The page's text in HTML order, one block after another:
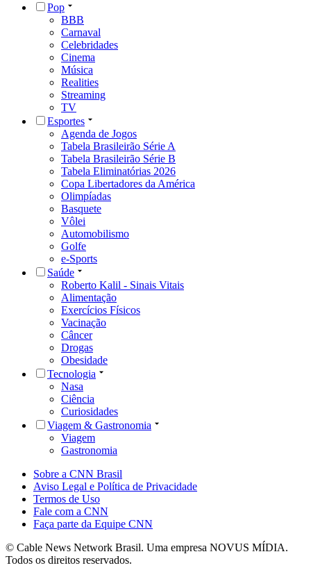
Pop
BBB
Carnaval
Celebridades
Cinema
Música
Realities
Streaming
TV
Esportes
Agenda de Jogos
Tabela Brasileirão Série A
Tabela Brasileirão Série B
Tabela Eliminatórias 2026
Copa Libertadores da América
Olimpíadas
Basquete
Vôlei
Automobilismo
Golfe
e-Sports
Saúde
Roberto Kalil - Sinais Vitais
Alimentação
Exercícios Físicos
Vacinação
Câncer
Drogas
Obesidade
Tecnologia
Nasa
Ciência
Curiosidades
Viagem & Gastronomia
Viagem
Gastronomia
Sobre a CNN Brasil
Aviso Legal e Política de Privacidade
Termos de Uso
Fale com a CNN
Faça parte da Equipe CNN
© Cable News Network Brasil. Uma empresa NOVUS MÍDIA.
Todos os direitos reservados.